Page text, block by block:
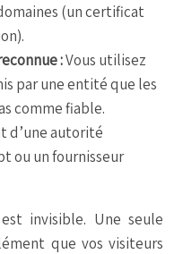
(un certificat
:Vous utilisez
par une entité que les
comme fiable.
d’une autorité
ou un fournisseur
invisible. Une seule
que vos visiteurs